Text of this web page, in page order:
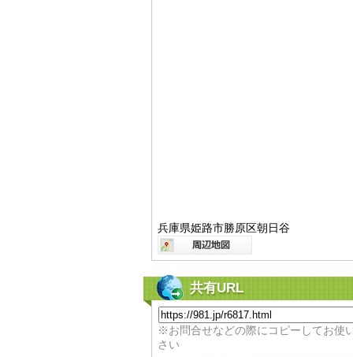
兵庫県姫路市勝原区朝日谷
共有URL
※お問合せなどの際にコピーしてお使
さい